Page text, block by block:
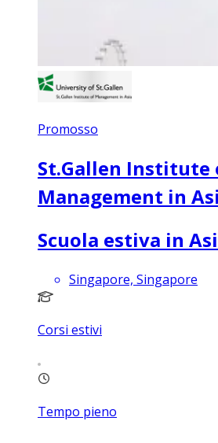
Promosso
St.Gallen Institute
Management in
Scuola estiva in
Singapore, Singapore
Corsi estivi
Tempo pieno